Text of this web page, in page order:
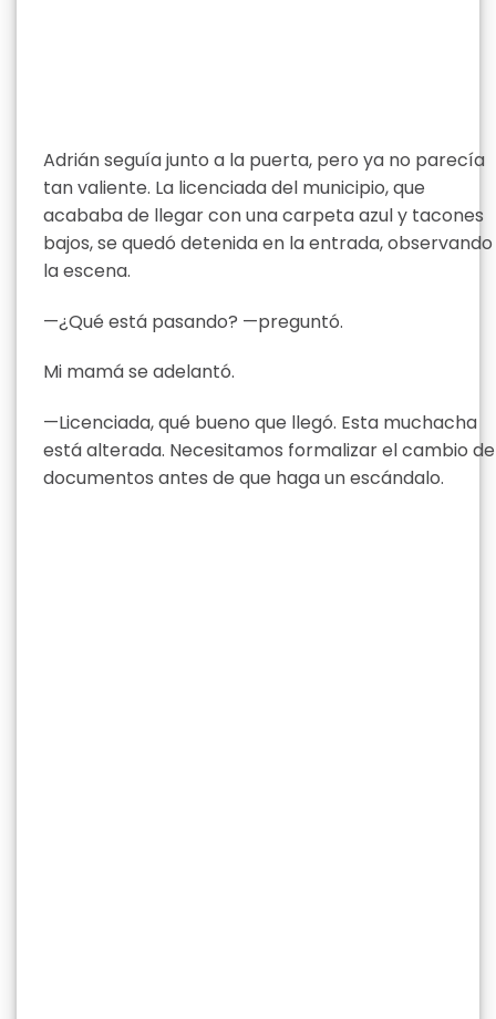
Adrián seguía junto a la puerta, pero ya no parecía
tan valiente. La licenciada del municipio, que
acababa de llegar con una carpeta azul y tacones
bajos, se quedó detenida en la entrada, observando
la escena.
—¿Qué está pasando? —preguntó.
Mi mamá se adelantó.
—Licenciada, qué bueno que llegó. Esta muchacha
está alterada. Necesitamos formalizar el cambio de
documentos antes de que haga un escándalo.